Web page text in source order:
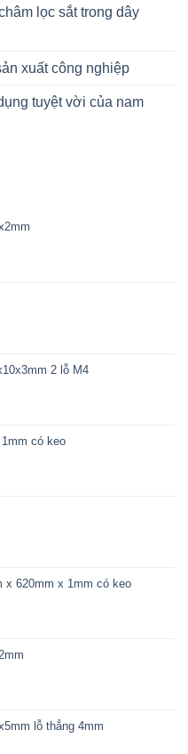
lọc sắt trong dây
xuất công nghiệp
tuyệt vời của nam
2 lỗ M4
có keo
x 620mm x 1mm có keo
lỗ thẳng 4mm